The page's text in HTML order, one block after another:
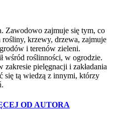
Zawodowo zajmuje się tym, co
krzewy, drzewa, zajmuje
i terenów zieleni.
wśród roślinności, w ogrodzie.
pielęgnacji i zakładania
się tą wiedzą z innymi, którzy
OD AUTORA